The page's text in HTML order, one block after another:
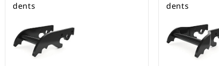
dents
dents